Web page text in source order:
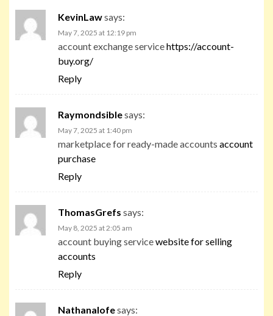
KevinLawsays:
May 7, 2025 at 12:19 pm
account exchange servicehttps://account-
buy.org/
Reply
Raymondsiblesays:
May 7, 2025 at 1:40 pm
marketplace for ready-made accounts account
purchase
Reply
ThomasGrefs says:
May 8, 2025 at 2:05 am
account buying servicewebsite for selling
accounts
Reply
Nathanalofesays: